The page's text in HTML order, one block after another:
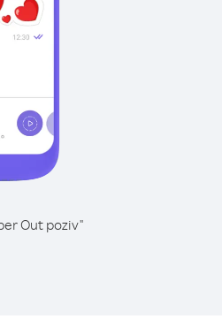
Out poziv"